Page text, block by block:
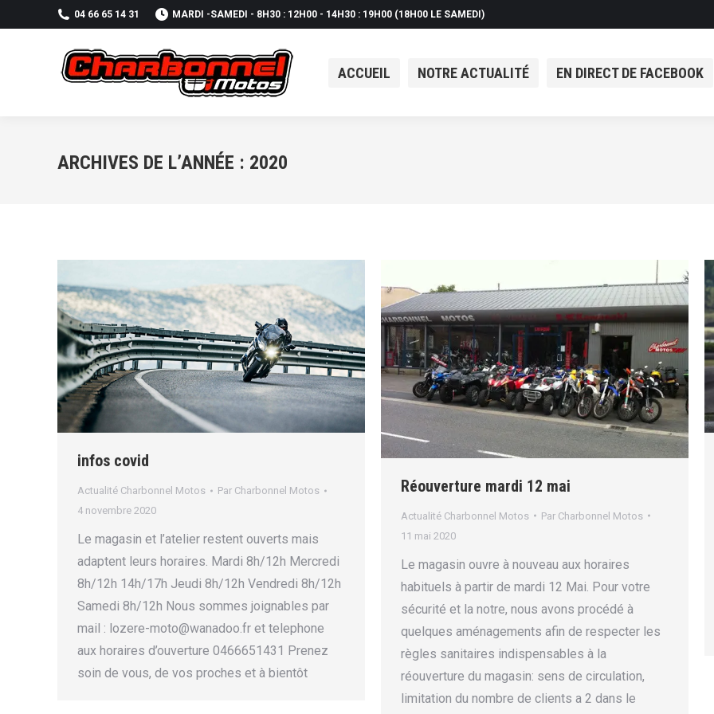
04 66 65 14 31 MARDI -SAMEDI - 8H30 : 12H00 - 14H30 : 19H00 (18H00 LE SAMEDI)
ACCUEIL NOTRE ACTUALITÉ EN DIRECT DE FACEBOOK
ARCHIVES DE L’ANNÉE : 2020
infos covid
Actualité Charbonnel Motos Par Charbonnel Motos
4 novembre 2020
Le magasin et l’atelier restent ouverts mais
adaptent leurs horaires. Mardi 8h/12h Mercredi
8h/12h 14h/17h Jeudi 8h/12h Vendredi 8h/12h
Samedi 8h/12h Nous sommes joignables par
mail : lozere-moto@wanadoo.fr et telephone
aux horaires d’ouverture 0466651431 Prenez
soin de vous, de vos proches et à bientôt
Réouverture mardi 12 mai
Actualité Charbonnel Motos Par Charbonnel Motos
11 mai 2020
Le magasin ouvre à nouveau aux horaires
habituels à partir de mardi 12 Mai. Pour votre
sécurité et la notre, nous avons procédé à
quelques aménagements afin de respecter les
règles sanitaires indispensables à la
réouverture du magasin: sens de circulation,
limitation du nombre de clients a 2 dans le
ACCUEIL NOTRE ACTUALITÉ EN DIRECT DE FACEBOOK